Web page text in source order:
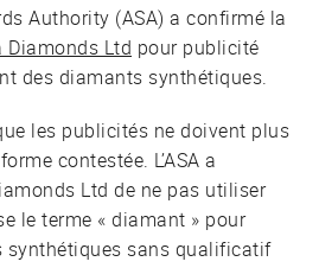
Authority (ASA) a confirmé la
Diamonds Ltd pour publicité
des diamants synthétiques.
les publicités ne doivent plus
contestée. L’ASA a
Ltd de ne pas utiliser
le terme « diamant » pour
synthétiques sans qualificatif